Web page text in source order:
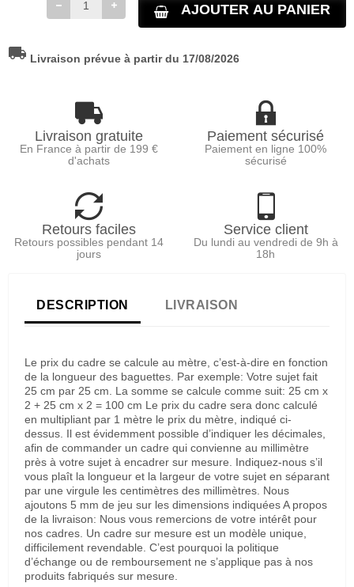
AJOUTER AU PANIER
local_shipping Livraison prévue à partir du 17/08/2026
Livraison gratuite
En France à partir de 199 €
d'achats
Paiement sécurisé
Paiement en ligne 100%
sécurisé
Retours faciles
Retours possibles pendant 14
jours
Service client
Du lundi au vendredi de 9h à
18h
DESCRIPTION LIVRAISON
Le prix du cadre se calcule au mètre, c’est-à-dire en fonction
de la longueur des baguettes. Par exemple: Votre sujet fait
25 cm par 25 cm. La somme se calcule comme suit: 25 cm x
2 + 25 cm x 2 = 100 cm Le prix du cadre sera donc calculé
en multipliant par 1 mètre le prix du mètre, indiqué ci-
dessus. Il est évidemment possible d’indiquer les décimales,
afin de commander un cadre qui convienne au millimètre
près à votre sujet à encadrer sur mesure. Indiquez-nous s’il
vous plaît la longueur et la largeur de votre sujet en séparant
par une virgule les centimètres des millimètres. Nous
ajoutons 5 mm de jeu sur les dimensions indiquées A propos
de la livraison: Nous vous remercions de votre intérêt pour
nos cadres. Un cadre sur mesure est un modèle unique,
difficilement revendable. C’est pourquoi la politique
d’échange ou de remboursement ne s’applique pas à nos
produits fabriqués sur mesure.